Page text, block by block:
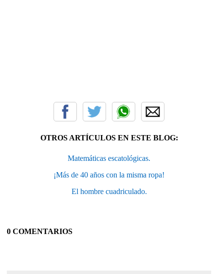
OTROS ARTÍCULOS EN ESTE BLOG:
Matemáticas escatológicas.
¡Más de 40 años con la misma ropa!
El hombre cuadriculado.
0 COMENTARIOS